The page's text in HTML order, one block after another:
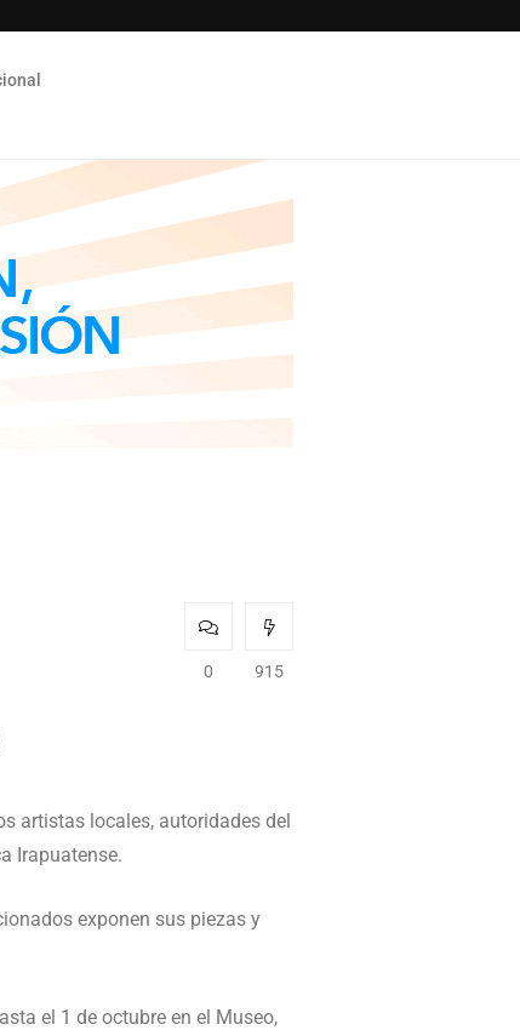
0 915
artistas locales, autoridades del
Irapuatense.
exponen sus piezas y
el 1 de octubre en el Museo,